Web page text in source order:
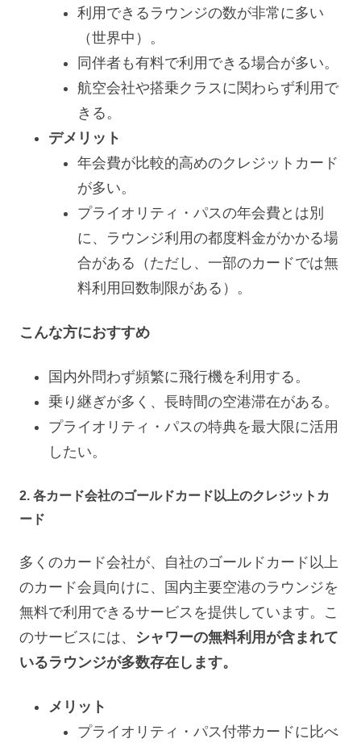
利用できるラウンジの数が非常に多い
（世界中）。
同伴者も有料で利用できる場合が多い。
航空会社や搭乗クラスに関わらず利用で
きる。
デメリット
年会費が比較的高めのクレジットカード
が多い。
プライオリティ・パスの年会費とは別
に、ラウンジ利用の都度料金がかかる場
合がある（ただし、一部のカードでは無
料利用回数制限がある）。
こんな方におすすめ
国内外問わず頻繁に飛行機を利用する。
乗り継ぎが多く、長時間の空港滞在がある。
プライオリティ・パスの特典を最大限に活用
したい。
2. 各カード会社のゴールドカード以上のクレジットカ
ード
多くのカード会社が、自社のゴールドカード以上
のカード会員向けに、国内主要空港のラウンジを
無料で利用できるサービスを提供しています。こ
のサービスには、 シャワーの無料利用が含まれて
いるラウンジが多数存在します。
メリット
プライオリティ・パス付帯カードに比べ